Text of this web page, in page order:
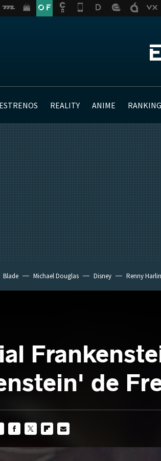
ESTRENOS REALITY ANIME
Blade Michael Douglas Disney Renny Harlin
de